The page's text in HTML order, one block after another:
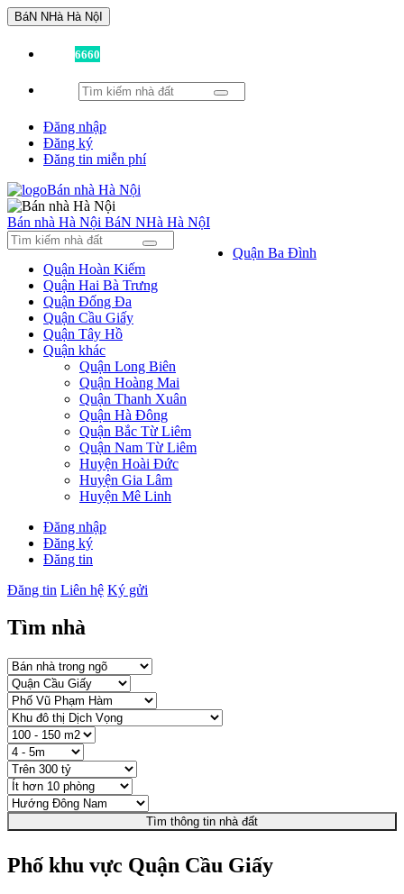
BáN NHà Hà NộI
6660
Đăng nhập
Đăng ký
Đăng tin miễn phí
Bán nhà Hà Nội BáN NHà Hà NộI
Quận Ba Đình
Quận Hoàn Kiếm
Quận Hai Bà Trưng
Quận Đống Đa
Quận Cầu Giấy
Quận Tây Hồ
Quận khác
Quận Long Biên
Quận Hoàng Mai
Quận Thanh Xuân
Quận Hà Đông
Quận Bắc Từ Liêm
Quận Nam Từ Liêm
Huyện Hoài Đức
Huyện Gia Lâm
Huyện Mê Linh
Đăng nhập
Đăng ký
Đăng tin
Đăng tin Liên hệ Ký gửi
Tìm nhà
Tìm thông tin nhà đất
Phố khu vực Quận Cầu Giấy